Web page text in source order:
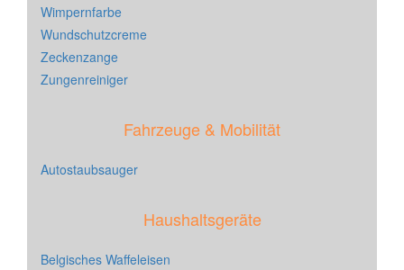
Wimpernfarbe
Wundschutzcreme
Zeckenzange
Zungenreiniger
Fahrzeuge & Mobilität
Autostaubsauger
Haushaltsgeräte
Belgisches Waffeleisen